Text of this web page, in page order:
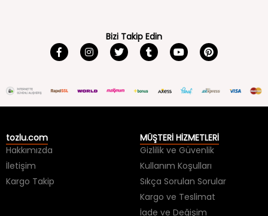
Hakkımızda
İletişim
Kargo Takip
Gizlilik ve Güvenlik
Kullanım Koşulları
Sıkça Sorulan Sorular
Kargo ve Teslimat
İade ve Değişim